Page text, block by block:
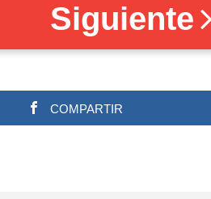
Siguiente
COMPARTIR